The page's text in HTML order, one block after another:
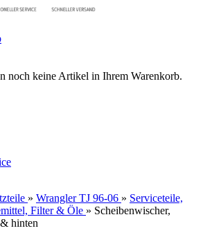
noch keine Artikel in Ihrem Warenkorb.
» Wrangler TJ 96-06 » Serviceteile,
Filter & Öle » Scheibenwischer,
hinten